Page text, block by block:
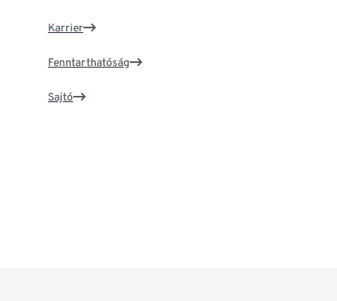
Karrier
Fenntarthatóság
Sajtó